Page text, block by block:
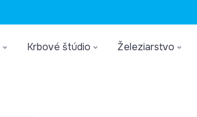
Krbové štúdio Železiarstvo